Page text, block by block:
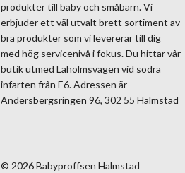
produkter till baby och småbarn. Vi
erbjuder ett väl utvalt brett sortiment av
bra produkter som vi levererar till dig
med hög servicenivå i fokus. Du hittar vår
butik utmed Laholmsvägen vid södra
infarten från E6. Adressen är
Andersbergsringen 96, 302 55 Halmstad
© 2026 Babyproffsen Halmstad